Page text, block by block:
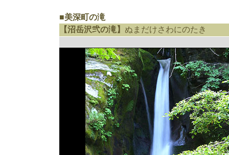
■美深町の滝
【沼岳沢弐の滝】 ぬまだけさわにのたき